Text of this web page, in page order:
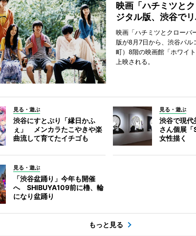
映画「ハチミツと
ジタル版、渋谷で
映画「ハチミツとクローバ
版が8月7日から、渋谷パル
町）8階の映画館「ホワイ
上映される。
見る・遊ぶ
渋谷にすとぷり「縁日かふ
ぇ」 メンカラたこやきや楽
曲流して育てたイチゴも
見る・遊ぶ
渋谷で現代
さん個展
女性描く
見る・遊ぶ
「渋谷盆踊り」今年も開催
へ SHIBUYA109前に櫓、輪
になり盆踊り
もっと見る